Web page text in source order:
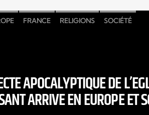
FRANCE RELIGIONS SOCIÉTÉ
APOCALYPTIQUE DE
ARRIVE EN EUROPE ET